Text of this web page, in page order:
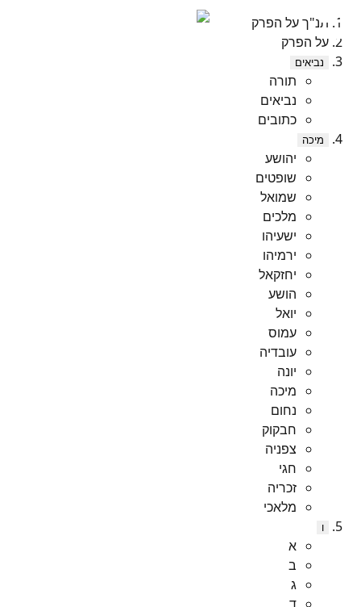
תנ"ך על הפרק
על הפרק
נביאים
תורה
נביאים
כתובים
מיכה
יהושע
שופטים
שמואל
מלכים
ישעיהו
ירמיהו
יחזקאל
הושע
יואל
עמוס
עובדיה
יונה
מיכה
נחום
חבקוק
צפניה
חגי
זכריה
מלאכי
ו
א
ב
ג